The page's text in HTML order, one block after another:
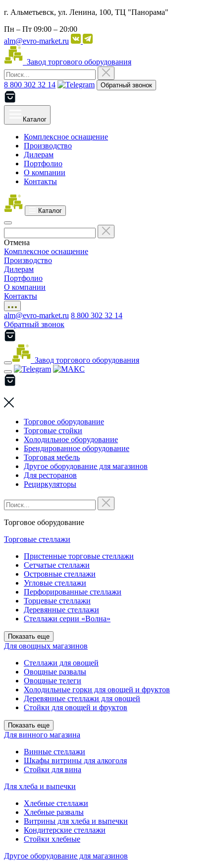
г. Альметьевск, ул. Ленина, 100, ТЦ "Панорама"
Пн – Пт 09:00 – 20:00
alm@evro-market.ru
Завод торгового оборудования
8 800 302 32 14 Обратный звонок
Каталог
Комплексное оснащение
Производство
Дилерам
Портфолио
О компании
Контакты
Каталог
Отмена
Комплексное оснащение
Производство
Дилерам
Портфолио
О компании
Контакты
alm@evro-market.ru 8 800 302 32 14
Обратный звонок
Завод торгового оборудования
Торговое оборудование
Торговые стойки
Холодильное оборудование
Брендированное оборудование
Торговая мебель
Другое оборудование для магазинов
Для ресторанов
Рециркуляторы
Торговое оборудование
Торговые стеллажи
Пристенные торговые стеллажи
Сетчатые стеллажи
Островные стеллажи
Угловые стеллажи
Перфорированные стеллажи
Торцевые стеллажи
Деревянные стеллажи
Стеллажи серии «Волна»
Показать еще
Для овощных магазинов
Стеллажи для овощей
Овощные развалы
Овощные телеги
Холодильные горки для овощей и фруктов
Деревянные стеллажи для овощей
Стойки для овощей и фруктов
Показать еще
Для винного магазина
Винные стеллажи
Шкафы витрины для алкоголя
Стойки для вина
Для хлеба и выпечки
Хлебные стеллажи
Хлебные развалы
Витрины для хлеба и выпечки
Кондитерские стеллажи
Стойки хлебные
Другое оборудование для магазинов